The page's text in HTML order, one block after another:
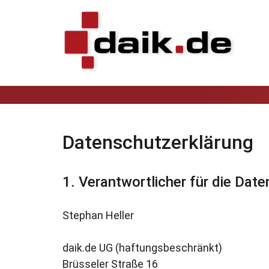
Datenschutzerklärung
Verantwortlicher für die
Stephan Heller
daik.de UG (haftungsbeschränkt)
Brüsseler Straße 16